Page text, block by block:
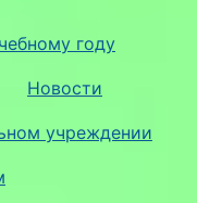
году
Новости
учреждении